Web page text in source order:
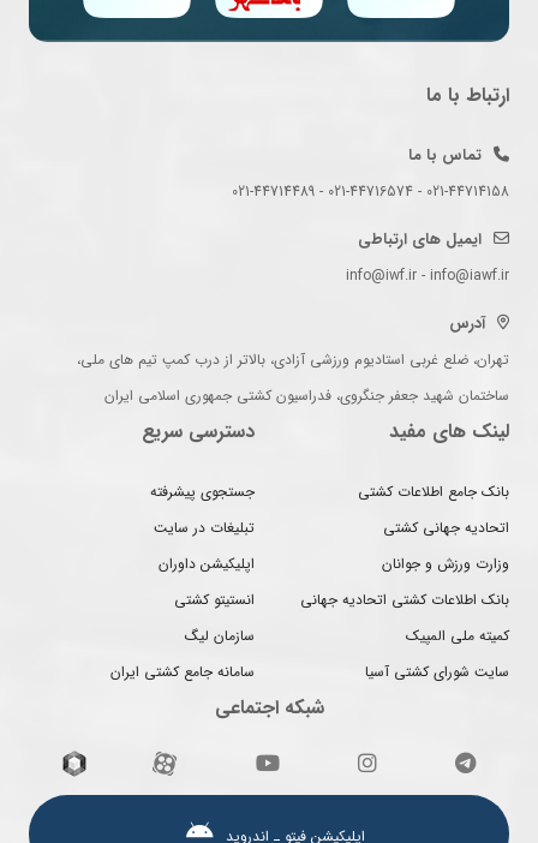
ارتباط با ما
تماس با ما
021-44714158 - 021-44716574 - 021-44714489
ایمیل های ارتباطی
info@iwf.ir - info@iawf.ir
آدرس
تهران، ضلع غربی استادیوم ورزشی آزادی، بالاتر از درب کمپ تیم های ملی،
ساختمان شهید جعفر جنگروی، فدراسیون کشتی جمهوری اسلامی ایران
لینک های مفید
بانک جامع اطلاعات کشتی
اتحادیه جهانی کشتی
وزارت ورزش و جوانان
بانک اطلاعات کشتی اتحادیه جهانی
کمیته ملی المپیک
سایت شورای کشتی آسیا
دسترسی سریع
جستجوی پیشرفته
تبلیغات در سایت
اپلیکیشن داوران
انستیتو کشتی
سازمان لیگ
سامانه جامع کشتی ایران
شبکه اجتماعی
اپلیکیشن فیتو ـ اندروید